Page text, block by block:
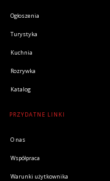
Ogłoszenia
Turystyka
Kuchnia
Rozrywka
Katalog
PRZYDATNE LINKI
O nas
Współpraca
Warunki użytkownika